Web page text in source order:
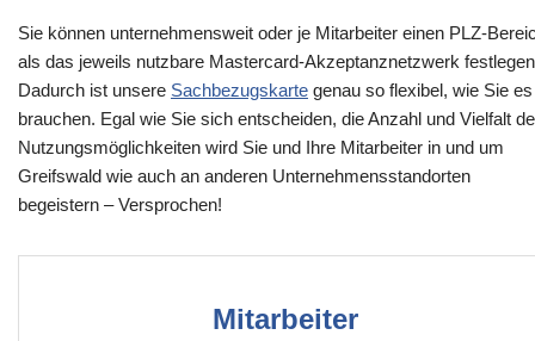
Sie können unternehmensweit oder je Mitarbeiter einen PLZ-
als das jeweils nutzbare Mastercard-Akzeptanznetzwerk
Dadurch ist unsere Sachbezugskarte genau so flexibel, wie Sie es
brauchen. Egal wie Sie sich entscheiden, die Anzahl und Vielfalt
Nutzungsmöglichkeiten wird Sie und Ihre Mitarbeiter in und um
Greifswald wie auch an anderen Unternehmensstandorten
begeistern – Versprochen!
Mitarbeiter